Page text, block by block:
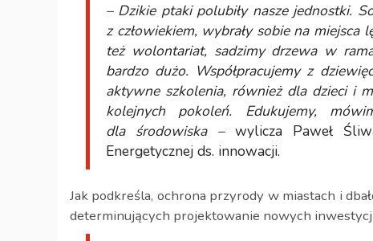
– Dzikie ptaki polubiły nasze jednostki.
z człowiekiem, wybrały sobie na
też wolontariat, sadzimy drzewa w
bardzo dużo. Współpracujemy z
aktywne szkolenia, również dla dzieci i
kolejnych pokoleń. Edukujemy,
dla środowiska –wylicza Paweł
Energetycznej ds. innowacji.
Jak podkreśla, ochrona przyrody w miastach i
determinujących projektowanie nowych